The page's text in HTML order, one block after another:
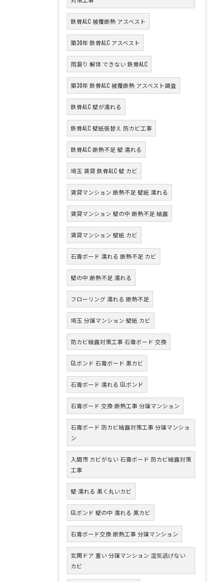
鉄骨ALC 被覆断熱 アスベスト
築30年 鉄骨ALC アスベスト
雨漏り 解体 できない 鉄骨ALC
築30年 鉄骨ALC 被覆断熱 アスベスト調査
鉄骨ALC 壁が濡れる
鉄骨ALC 壁紙張替え 防カビ工事
鉄骨ALC 断熱不足 壁 濡れる
埼玉 賃貸 鉄骨ALC 壁 カビ
賃貸マンション 断熱不足 壁紙 濡れる
賃貸マンション 壁の中 断熱不足 結露
賃貸マンション 壁紙 カビ
石膏ボード 濡れる 断熱不足 カビ
壁の中 断熱不足 濡れる
フローリング 濡れる 断熱不足
埼玉 分譲マンション 壁紙 カビ
防カビ結露対策工事 石膏ボード 交換
GLボンド 石膏ボード 黒カビ
石膏ボード 濡れる GLボンド
石膏ボード 交換 断熱工事 分譲マンション
石膏ボード 防カビ結露対策工事 分譲マンショ
ン
入間市 カビがない 石膏ボード 防カビ結露対策
工事
壁 濡れる 黒く丸いカビ
GLボンド 壁の中 濡れる 黒カビ
石膏ボード交換 断熱工事 分譲マンション
玄関ドア 重い 分譲マンション 湿気逃げない
カビ